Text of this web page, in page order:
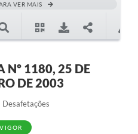
VER MAIS
Nº 1180, 25 DE
DE 2003
Desafetações